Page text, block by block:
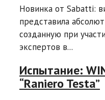
Новинка от Sabatti:
представила
созданную при
экспертов в...
Испытание:
“Raniero Testa”